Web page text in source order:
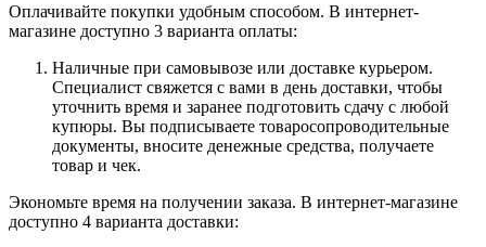
Оплачивайте покупки удобным способом. В интернет-
магазине доступно 3 варианта оплаты:
Наличные при самовывозе или доставке курьером.
Специалист свяжется с вами в день доставки, чтобы
уточнить время и заранее подготовить сдачу с любой
купюры. Вы подписываете товаросопроводительные
документы, вносите денежные средства, получаете
товар и чек.
Экономьте время на получении заказа. В интернет-магазине
доступно 4 варианта доставки: